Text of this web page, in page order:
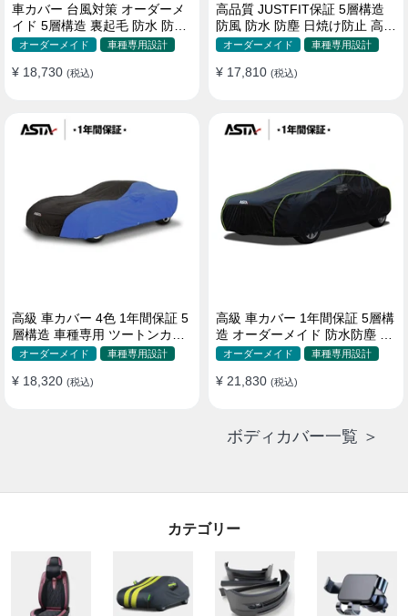
車カバー 台風対策 オーダーメ
イド 5層構造 裏起毛 防水 防雨
軽/普自動車 SUV対応 おすすめ
オーダーメイド 車種専用設計
¥ 18,730 (税込)
高品質 JUSTFIT保証 5層構造
防風 防水 防塵 日焼け防止 高級
ボディカバー
オーダーメイド 車種専用設計
¥ 17,810 (税込)
高級 車カバー 4色 1年間保証 5
層構造 車種専用 ツートンカラ
ー オーダーメイド 防水 耐久性
オーダーメイド 車種専用設計
¥ 18,320 (税込)
高級 車カバー 1年間保証 5層構
造 オーダーメイド 防水防塵 裏
起毛 車種専用
オーダーメイド 車種専用設計
¥ 21,830 (税込)
ボディカバー一覧 ＞
カテゴリー